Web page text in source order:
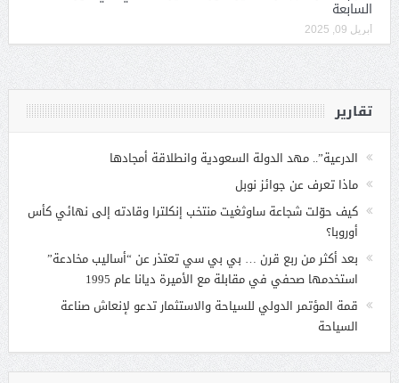
السابعة
أبريل 09, 2025
تقارير
الدرعية”.. مهد الدولة السعودية وانطلاقة أمجادها
ماذا تعرف عن جوائز نوبل
كيف حوّلت شجاعة ساوثغيت منتخب إنكلترا وقادته إلى نهائي كأس
أوروبا؟
بعد أكثر من ربع قرن … بي بي سي تعتذر عن “أساليب مخادعة”
استخدمها صحفي في مقابلة مع الأميرة ديانا عام 1995
قمة المؤتمر الدولي للسياحة والاستثمار تدعو لإنعاش صناعة
السياحة